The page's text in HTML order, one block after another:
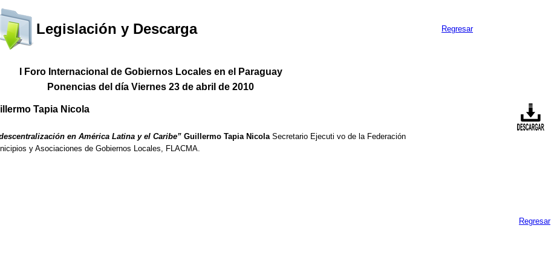
Legislación y Descarga Regresar
I Foro Internacional de Gobiernos Locales en el Paraguay
Ponencias del día Viernes 23 de abril de 2010
Tapia Nicola
en América Latina y el Caribe” Guillermo Tapia NicolaSecretario Ejecuti vo de la Federación
y Asociaciones de Gobiernos Locales, FLACMA.
Regresar